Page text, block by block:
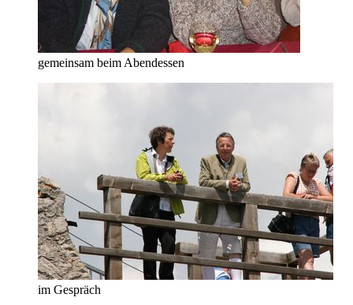
gemeinsam beim Abendessen
im Gespräch